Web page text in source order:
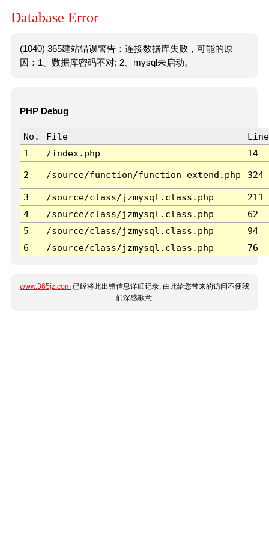
Database Error
(1040) 365建站错误警告：连接数据库失败，可能的原
因：1、数据库密码不对; 2、mysql未启动。
PHP Debug
No. File
Line
1
/index.php 14
2 /source/function/function_extend.php 324
3 /source/class/jzmysql.class.php
211
4
/source/class/jzmysql.class.php
62
5
/source/class/jzmysql.class.php
94
6
/source/class/jzmysql.class.php 76
www.365jz.com 已经将此出错信息详细记录, 由此给您带来的访问不便我
们深感歉意.